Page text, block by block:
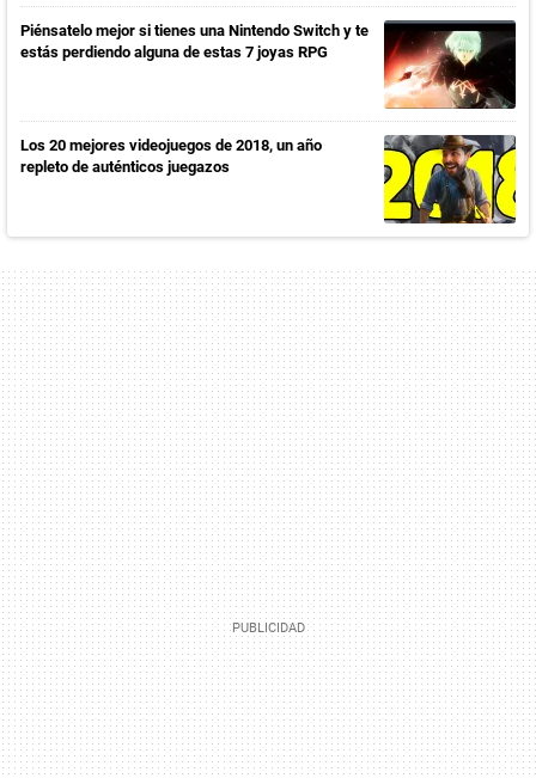
Piénsatelo mejor si tienes una Nintendo Switch y te
estás perdiendo alguna de estas 7 joyas RPG
Los 20 mejores videojuegos de 2018, un año
repleto de auténticos juegazos